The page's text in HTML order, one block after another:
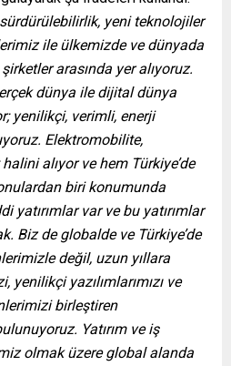
yeni teknolojiler
ile ülkemizde ve dünyada
arasında yer alıyoruz.
dünya ile dijital dünya
yenilikçi, verimli, enerji
Elektromobilite,
alıyor ve hem Türkiye’de
biri konumunda
yatırımlar var ve bu yatırımlar
Biz de globalde ve Türkiye’de
değil, uzun yıllara
yazılımlarımızı ve
birleştiren
Yatırım ve iş
olmak üzere global alanda